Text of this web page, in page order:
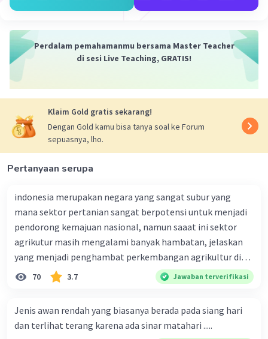
Perdalam pemahamanmu bersama Master Teacher
di sesi Live Teaching, GRATIS!
Klaim Gold gratis sekarang!
Dengan Gold kamu bisa tanya soal ke Forum
sepuasnya, lho.
Pertanyaan serupa
indonesia merupakan negara yang sangat subur yang
mana sektor pertanian sangat berpotensi untuk menjadi
pendorong kemajuan nasional, namun saaat ini sektor
agrikutur masih mengalami banyak hambatan, jelaskan
yang menjadi penghambat perkembangan agrikultur di
indonesia
70 3.7 Jawaban terverifikasi
Jenis awan rendah yang biasanya berada pada siang hari
dan terlihat terang karena ada sinar matahari .....